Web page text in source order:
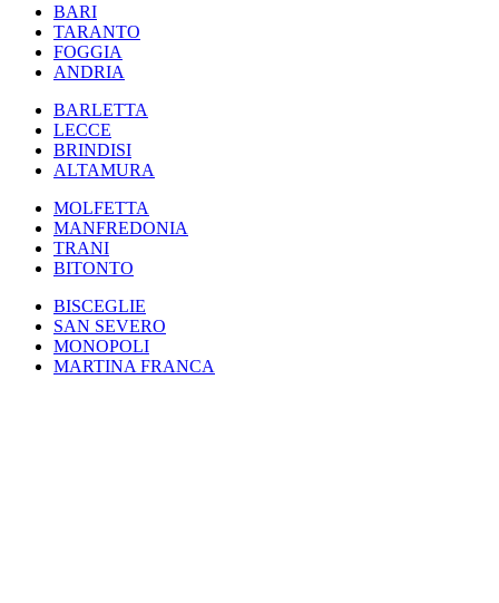
BARI
TARANTO
FOGGIA
ANDRIA
BARLETTA
LECCE
BRINDISI
ALTAMURA
MOLFETTA
MANFREDONIA
TRANI
BITONTO
BISCEGLIE
SAN SEVERO
MONOPOLI
MARTINA FRANCA